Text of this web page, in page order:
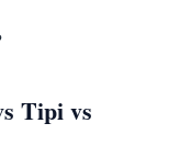
Tipi vs